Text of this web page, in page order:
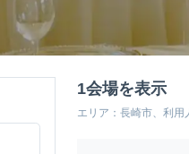
1会場を表示
エリア：長崎市、利